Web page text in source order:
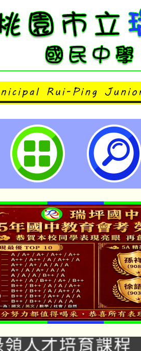
事行政總處（以下簡
政院與所屬中央及地
施辦法Q&A（112年
民中學
農教育專業人
接期間理賠案件
分審查程序及
領人才培育課程